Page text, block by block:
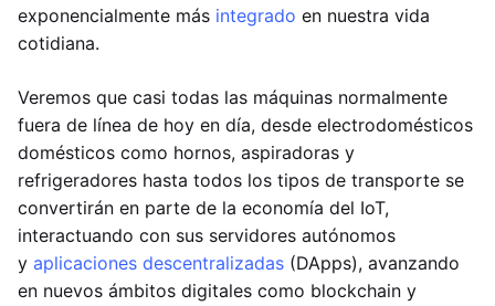
exponencialmente más integrado en nuestra vida
cotidiana.
Veremos que casi todas las máquinas normalmente
fuera de línea de hoy en día, desde electrodomésticos
domésticos como hornos, aspiradoras y
refrigeradores hasta todos los tipos de transporte se
convertirán en parte de la economía del IoT,
interactuando con sus servidores autónomos
y aplicaciones descentralizadas (DApps), avanzando
en nuevos ámbitos digitales como blockchain y